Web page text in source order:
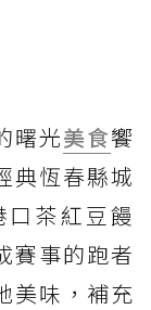
曙光美食饗
典恆春縣城
茶紅豆饅
賽事的跑者
美味，補充